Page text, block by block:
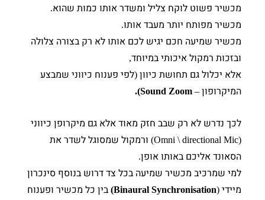
מכשיר פשוט לוקח צליל ומשדר אותו כמות שהוא.
מכשיר מפותח יותר מעבד אותו.
מכשיר שמיעה חכם יגיש לכם אותו לא רק בצורה צלולה
ובזכות רמקול איכותי במיוחד,
אלא יכלול גם תחושת כיוון (לפי פענוח כיווני שמבצע
המיקרופון –
Sound Zoom).
לכך נדרש לא רק שבב חזק מאוד אלא גם מיקרופן כיווני
(Omni \ directional Mic)
ורמקול שמסוגל לשדר את
הסאונד אליכם באותו אופן.
למי שמרכיב מכשיר שמיעה בכל צד דרוש בנוסף סינכרון
מיידי (
Binaural Synchronisation) בין כל מכשיר ופענוח